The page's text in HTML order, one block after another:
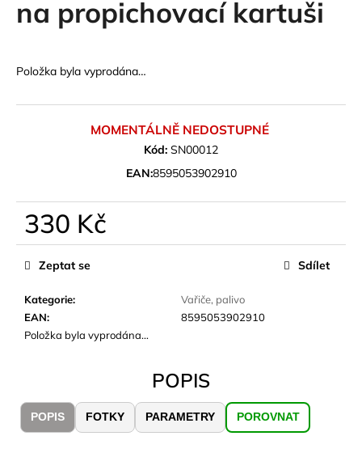
na propichovací kartuši
Položka byla vyprodána…
MOMENTÁLNĚ NEDOSTUPNÉ
Kód: SN00012
EAN:8595053902910
330 Kč
Měrná
Kategorie:
Vařiče, palivo
EAN:
8595053902910
Položka byla vyprodána…
Zeptat se Sdílet
POPIS
POPIS FOTKY PARAMETRY POROVNAT
a
í
?
D
o
p
o
m